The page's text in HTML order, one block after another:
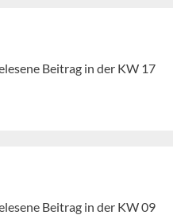
Beitrag in der KW 17
Beitrag in der KW 09